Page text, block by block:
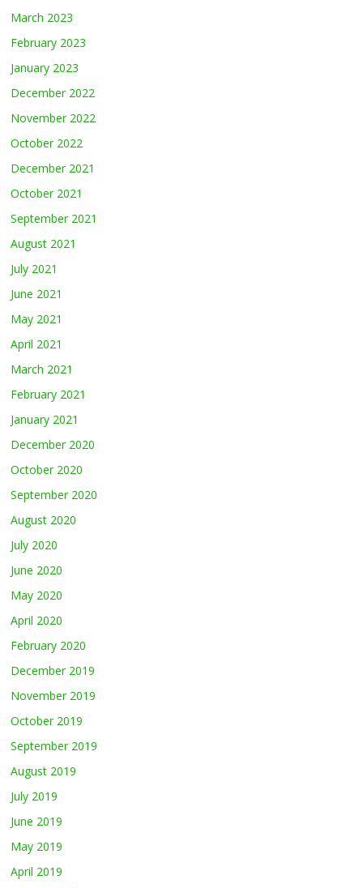
March 2023
February 2023
January 2023
December 2022
November 2022
October 2022
December 2021
October 2021
September 2021
August 2021
July 2021
June 2021
May 2021
April 2021
March 2021
February 2021
January 2021
December 2020
October 2020
September 2020
August 2020
July 2020
June 2020
May 2020
April 2020
February 2020
December 2019
November 2019
October 2019
September 2019
August 2019
July 2019
June 2019
May 2019
April 2019